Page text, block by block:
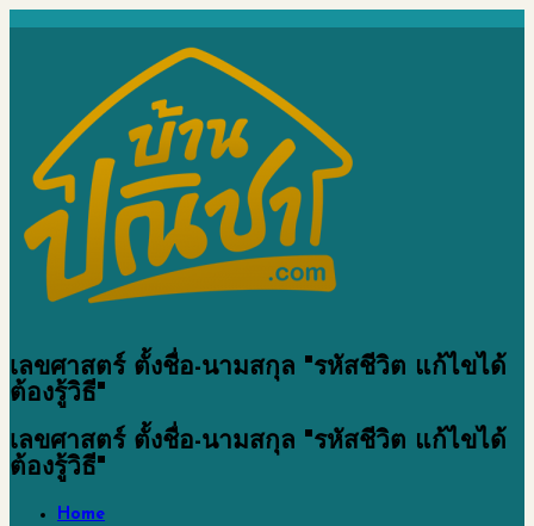
เลขศาสตร์ ตั้งชื่อ-นามสกุล "รหัสชีวิต แก้ไขได้
ต้องรู้วิธี"
เลขศาสตร์ ตั้งชื่อ-นามสกุล "รหัสชีวิต แก้ไขได้
ต้องรู้วิธี"
Home